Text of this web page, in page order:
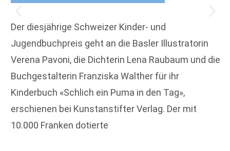
Der diesjährige Schweizer Kinder- und
Jugendbuchpreis geht an die Basler Illustratorin
Verena Pavoni, die Dichterin Lena Raubaum und die
Buchgestalterin Franziska Walther für ihr
Kinderbuch «Schlich ein Puma in den Tag»,
erschienen bei Kunstanstifter Verlag. Der mit
10.000 Franken dotierte